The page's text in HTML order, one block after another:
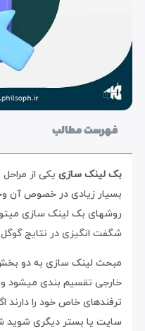
فهرست مطالب
بک لینک سازی یکی از
بسیار زیادی در خصوص آن
روشهای بک لینک سازی
شگفت انگیزی در نتایج گوگل
مبحث لینک سازی به دو
خارجی تقسیم بندی میشود و
ترفندهای خاص خود را دارند
سایت یا بستر دیگری شوید